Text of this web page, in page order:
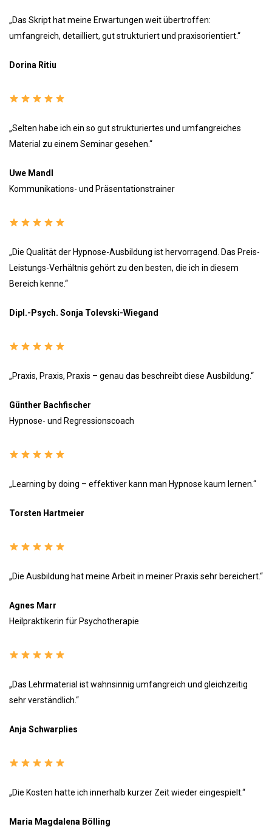
„Das Skript hat meine Erwartungen weit übertroffen:
umfangreich, detailliert, gut strukturiert und praxisorientiert.“
Dorina Ritiu
„Selten habe ich ein so gut strukturiertes und umfangreiches
Material zu einem Seminar gesehen.“
Uwe Mandl
Kommunikations- und Präsentationstrainer
„Die Qualität der Hypnose-Ausbildung ist hervorragend. Das Preis-
Leistungs-Verhältnis gehört zu den besten, die ich in diesem
Bereich kenne.“
Dipl.-Psych. Sonja Tolevski-Wiegand
„Praxis, Praxis, Praxis – genau das beschreibt diese Ausbildung.“
Günther Bachfischer
Hypnose- und Regressionscoach
„Learning by doing – effektiver kann man Hypnose kaum lernen.“
Torsten Hartmeier
„Die Ausbildung hat meine Arbeit in meiner Praxis sehr bereichert.“
Agnes Marr
Heilpraktikerin für Psychotherapie
„Das Lehrmaterial ist wahnsinnig umfangreich und gleichzeitig
sehr verständlich.“
Anja Schwarplies
„Die Kosten hatte ich innerhalb kurzer Zeit wieder eingespielt.“
Maria Magdalena Bölling